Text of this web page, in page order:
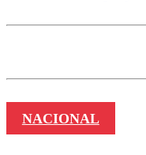
NACIONAL